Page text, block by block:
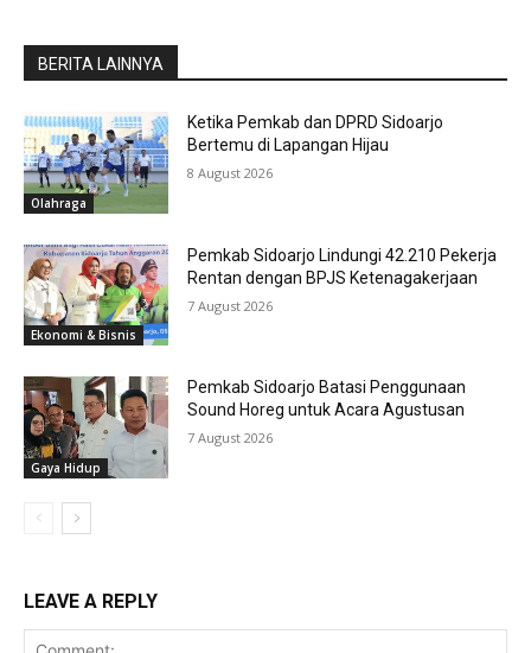
BERITA LAINNYA
Olahraga
Ketika Pemkab dan DPRD Sidoarjo
Bertemu di Lapangan Hijau
8 August 2026
Ekonomi & Bisnis
Pemkab Sidoarjo Lindungi 42.210 Pekerja
Rentan dengan BPJS Ketenagakerjaan
7 August 2026
Gaya Hidup
Pemkab Sidoarjo Batasi Penggunaan
Sound Horeg untuk Acara Agustusan
7 August 2026
LEAVE A REPLY